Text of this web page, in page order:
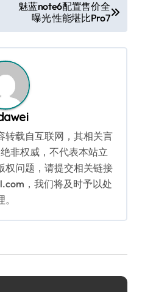
魅蓝note6配置售价全
曝光 性能堪比Pro7
转载自互联网，其相关言
非权威，不代表本站立
权问题，请提交相关链接
，我们将及时予以处
。